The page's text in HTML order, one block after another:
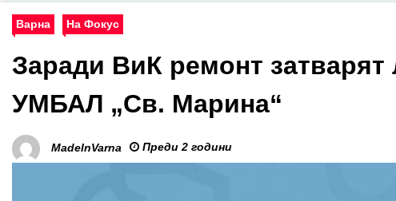
Варна На Фокус
Заради ВиК ремонт затварят
УМБАЛ „Св. Марина“
MadeInVarna Преди 2 години